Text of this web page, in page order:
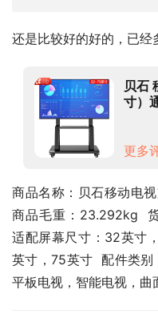
还是比较好的好的，已经
贝石
寸）
重稳
更多
商品名称：贝石移动电
商品毛重：23.292kg
适配屏幕尺寸：32英寸
英寸，75英寸  配件类别
平板电视，智能电视，